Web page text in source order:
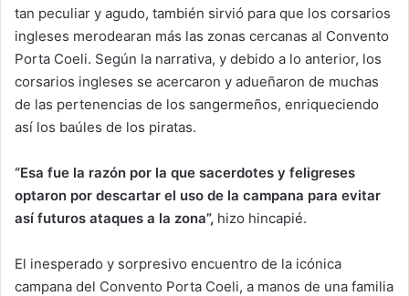
tan peculiar y agudo, también sirvió para que los corsarios
ingleses merodearan más las zonas cercanas al Convento
Porta Coeli. Según la narrativa, y debido a lo anterior, los
corsarios ingleses se acercaron y adueñaron de muchas
de las pertenencias de los sangermeños, enriqueciendo
así los baúles de los piratas.
“Esa fue la razón por la que sacerdotes y feligreses
optaron por descartar el uso de la campana para evitar
así futuros ataques a la zona”, hizo hincapié.
El inesperado y sorpresivo encuentro de la icónica
campana del Convento Porta Coeli, a manos de una familia